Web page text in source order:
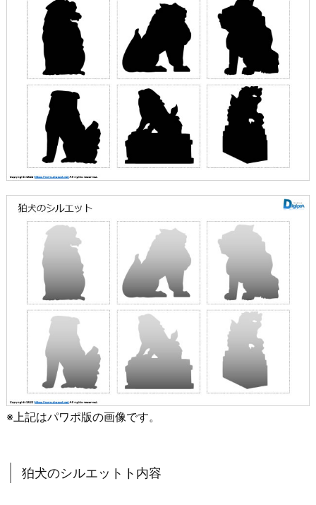
※上記はパワポ版の画像です。
狛犬のシルエットト内容